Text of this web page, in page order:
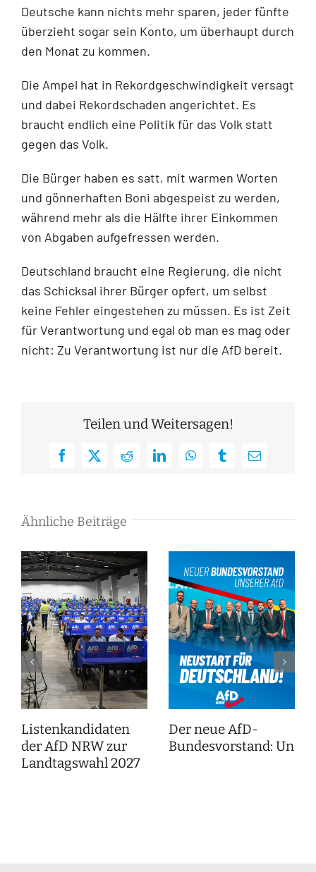
Deutsche kann nichts mehr sparen, jeder fünfte
überzieht sogar sein Konto, um überhaupt durch
den Monat zu kommen.
Die Ampel hat in Rekordgeschwindigkeit versagt
und dabei Rekordschaden angerichtet. Es
braucht endlich eine Politik für das Volk statt
gegen das Volk.
Die Bürger haben es satt, mit warmen Worten
und gönnerhaften Boni abgespeist zu werden,
während mehr als die Hälfte ihrer Einkommen
von Abgaben aufgefressen werden.
Deutschland braucht eine Regierung, die nicht
das Schicksal ihrer Bürger opfert, um selbst
keine Fehler eingestehen zu müssen. Es ist Zeit
für Verantwortung und egal ob man es mag oder
nicht: Zu Verantwortung ist nur die AfD bereit.
Teilen und Weitersagen!
Facebook
X RedditLinkedInWhatsAppTumblrE-
Ähnliche Beiträge
Listenkandidaten
der AfD NRW zur
Landtagswahl 2027
Der neue AfD-
Bundesvorstand: